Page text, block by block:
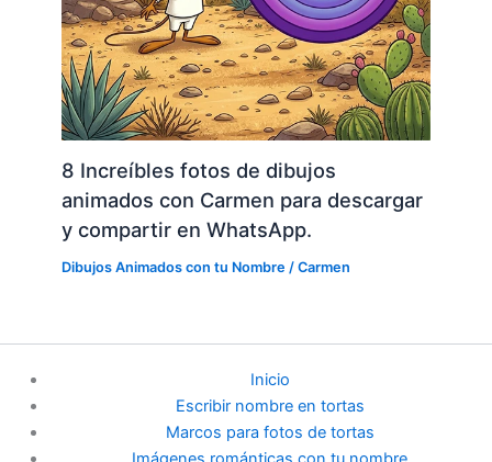
8 Increíbles fotos de dibujos
animados con Carmen para descargar
y compartir en WhatsApp.
Dibujos Animados con tu Nombre /Carmen
Inicio
Escribir nombre en tortas
Marcos para fotos de tortas